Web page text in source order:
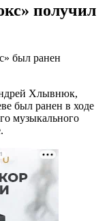
получил
был ранен
Хлывнюк,
был ранен в ходе
музыкального